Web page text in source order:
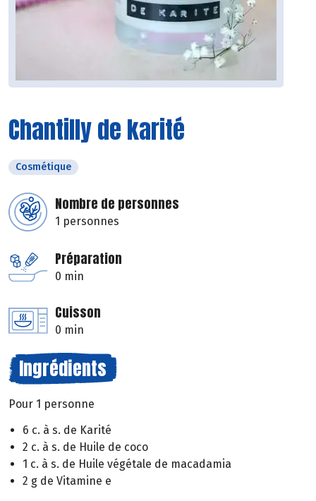
Chantilly de karité
Cosmétique
Nombre de personnes
1 personnes
Préparation
0 min
Cuisson
0 min
Ingrédients
Pour 1 personne
6 c. à s. de Karité
2 c. à s. de Huile de coco
1 c. à s. de Huile végétale de macadamia
2 g de Vitamine e